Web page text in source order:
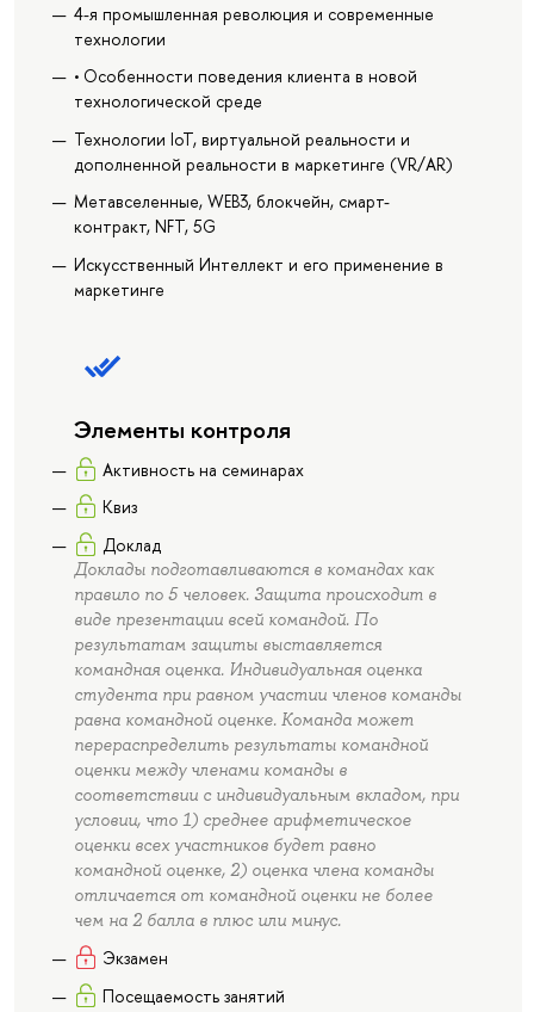
4-я промышленная революция и современные
технологии
• Особенности поведения клиента в новой
технологической среде
Технологии IoT, виртуальной реальности и
дополненной реальности в маркетинге (VR/AR)
Метавселенные, WEB3, блокчейн, смарт-
контракт, NFT, 5G
Искусственный Интеллект и его применение в
маркетинге
Элементы контроля
Активность на семинарах
Квиз
Доклад
Доклады подготавливаются в командах как
правило по 5 человек. Защита происходит в
виде презентации всей командой. По
результатам защиты выставляется
командная оценка. Индивидуальная оценка
студента при равном участии членов команды
равна командной оценке. Команда может
перераспределить результаты командной
оценки между членами команды в
соответствии с индивидуальным вкладом, при
условии, что 1) среднее арифметическое
оценки всех участников будет равно
командной оценке, 2) оценка члена команды
отличается от командной оценки не более
чем на 2 балла в плюс или минус.
Экзамен
Посещаемость занятий